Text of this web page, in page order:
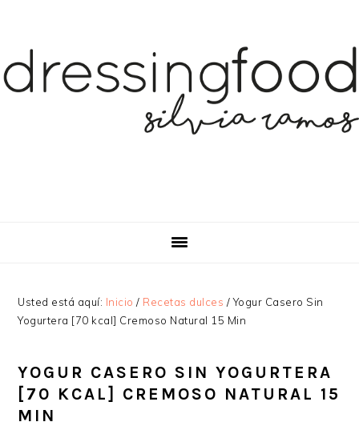
navegación
principal
principal
Usted está aquí: Inicio / Recetas dulces /Yogur Casero Sin
Yogurtera [70 kcal] Cremoso Natural 15 Min
YOGUR CASERO SIN YOGURTERA
[70 KCAL] CREMOSO NATURAL 15
MIN